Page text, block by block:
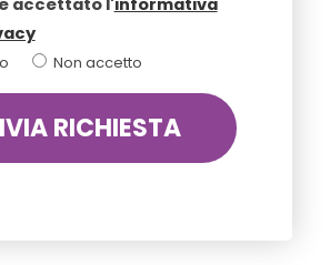
Non accetto